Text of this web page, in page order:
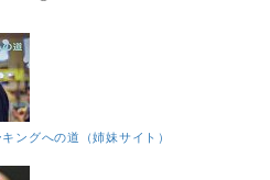
ングへの道（姉妹サイト）